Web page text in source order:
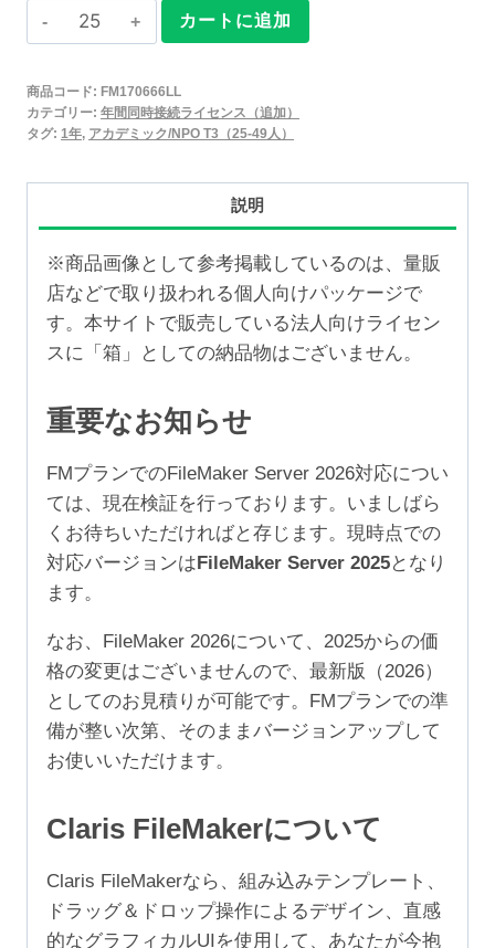
Claris
FileMaker
年
間
接
続
ラ
イ
セ
ス
追
加
1
年
（ア
カ
ミ
ッ
ク/NPO
25-
49
ー
個
カートに追加
商品コード: FM170666LL
カテゴリー: 年間同時接続ライセンス（追加）
タグ: 1年, アカデミック/NPO T3（25-49人）
説明
※商品画像として参考掲載しているのは、量販
店などで取り扱われる個人向けパッケージで
す。本サイトで販売している法人向けライセン
スに「箱」としての納品物はございません。
重要なお知らせ
FMプランでのFileMaker Server 2026対応につい
ては、現在検証を行っております。いましばら
くお待ちいただければと存じます。現時点での
対応バージョンは FileMaker Server 2025となり
ます。
なお、FileMaker 2026について、2025からの価
格の変更はございませんので、最新版（2026）
としてのお見積りが可能です。FMプランでの準
備が整い次第、そのままバージョンアップして
お使いいただけます。
Claris FileMakerについて
Claris FileMakerなら、組み込みテンプレート、
ドラッグ＆ドロップ操作によるデザイン、直感
的なグラフィカルUIを使用して、あなたが今抱